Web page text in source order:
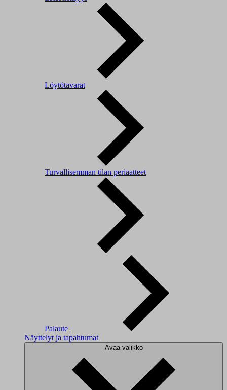
Löytötavarat
Turvallisemman tilan periaatteet
Palaute
Näyttelyt ja tapahtumat
Avaa valikko